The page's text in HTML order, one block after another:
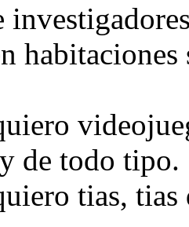
habitaciones
de todo tipo.
tias,